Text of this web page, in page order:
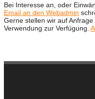
Bei Interesse an, oder
Email an den Webadmin
Gerne stellen wir auf
Verwendung zur Verfügung.